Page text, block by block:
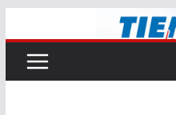
al
contenido